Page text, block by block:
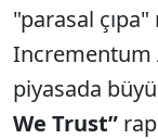
"parasal
Incrementum
piyasada
We Trust”